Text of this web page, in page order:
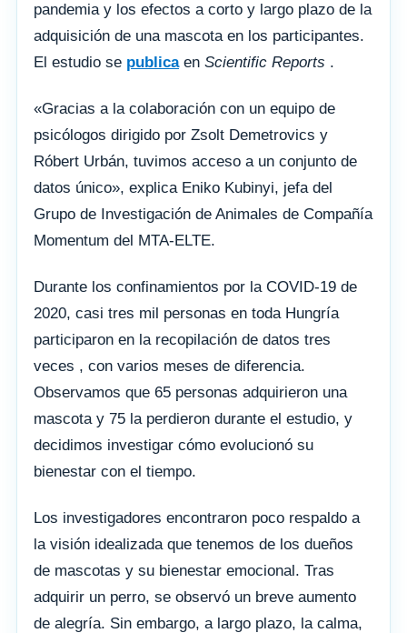
pandemia y los efectos a corto y largo plazo de la
adquisición de una mascota en los participantes.
El estudio se publicaen Scientific Reports .
«Gracias a la colaboración con un equipo de
psicólogos dirigido por Zsolt Demetrovics y
Róbert Urbán, tuvimos acceso a un conjunto de
datos único», explica Eniko Kubinyi, jefa del
Grupo de Investigación de Animales de Compañía
Momentum del MTA-ELTE.
Durante los confinamientos por la COVID-19 de
2020, casi tres mil personas en toda Hungría
participaron en la recopilación de datos tres
veces , con varios meses de diferencia.
Observamos que 65 personas adquirieron una
mascota y 75 la perdieron durante el estudio, y
decidimos investigar cómo evolucionó su
bienestar con el tiempo.
Los investigadores encontraron poco respaldo a
la visión idealizada que tenemos de los dueños
de mascotas y su bienestar emocional. Tras
adquirir un perro, se observó un breve aumento
de alegría. Sin embargo, a largo plazo, la calma,